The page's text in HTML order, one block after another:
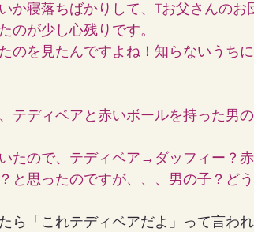
か寝落ちばかりして、Tお父さんのお
のが少し心残りです。
のを見たんですよね！知らないうち
テディベアと赤いボールを持った男
たので、テディベア→ダッフィー？
と思ったのですが、、、男の子？ど
ら「これテディベアだよ」って言われ